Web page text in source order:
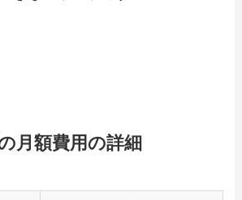
月額費用の詳細